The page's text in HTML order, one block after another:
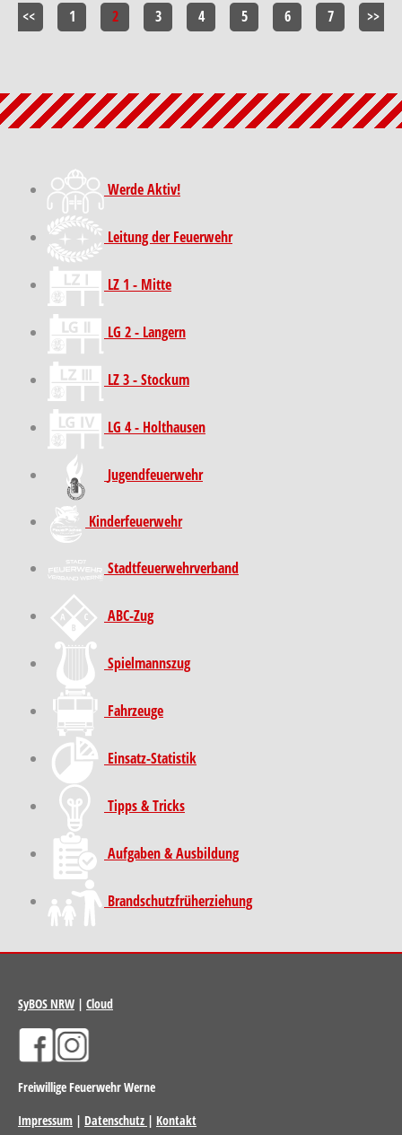
<< 1 2 3 4 5 6 7 >>
Werde Aktiv!
Leitung der Feuerwehr
LZ 1 - Mitte
LG 2 - Langern
LZ 3 - Stockum
LG 4 - Holthausen
Jugendfeuerwehr
Kinder­feuer­wehr
Stadt­feuer­wehr­verband
ABC-Zug
Spielmannszug
Fahrzeuge
Einsatz-Statistik
Tipps & Tricks
Aufgaben & Ausbildung
Brand­schutz­früh­erziehung
SyBOS NRW | Cloud
Freiwillige Feuerwehr Werne
Impressum | Datenschutz | Kontakt